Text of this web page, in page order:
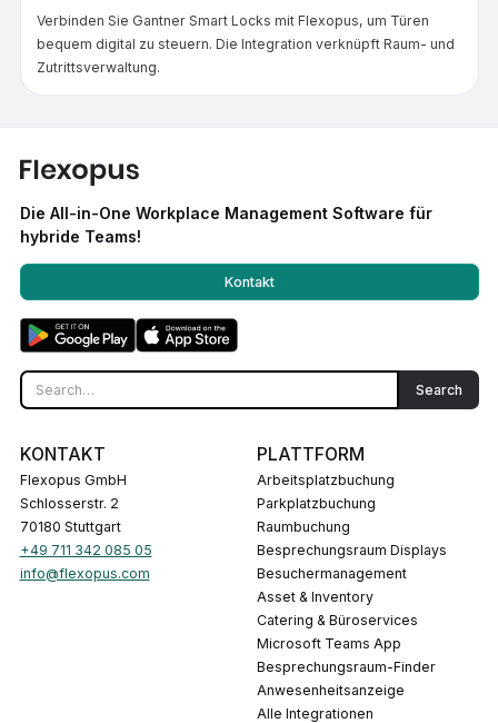
Verbinden Sie Gantner Smart Locks mit Flexopus, um Türen
bequem digital zu steuern. Die Integration verknüpft Raum- und
Zutrittsverwaltung.
Die All-in-One Workplace Management Software für
hybride Teams!
Kontakt
KONTAKT
Flexopus GmbH
Schlosserstr. 2
70180 Stuttgart
+49 711 342 085 05
info@flexopus.com
PLATTFORM
Arbeitsplatzbuchung
Parkplatzbuchung
Raumbuchung
Besprechungsraum Displays
Besuchermanagement
Asset & Inventory
Catering & Büroservices
Microsoft Teams App
Besprechungsraum-Finder
Anwesenheitsanzeige
Alle Integrationen